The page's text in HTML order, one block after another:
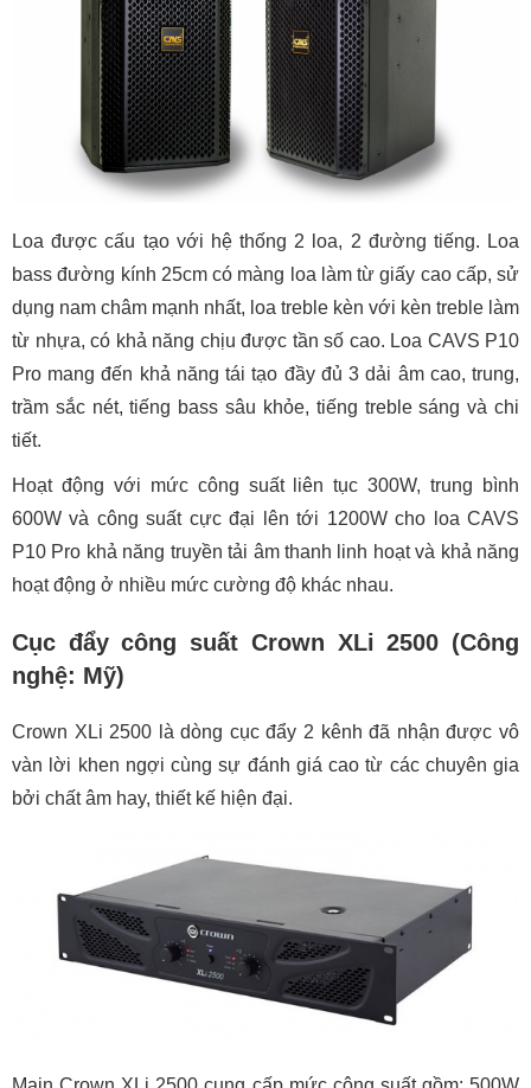
Loa được cấu tạo với hệ thống 2 loa, 2 đường tiếng. Loa
bass đường kính 25cm có màng loa làm từ giấy cao cấp, sử
dụng nam châm mạnh nhất, loa treble kèn với kèn treble làm
từ nhựa, có khả năng chịu được tần số cao. Loa CAVS P10
Pro mang đến khả năng tái tạo đầy đủ 3 dải âm cao, trung,
trầm sắc nét, tiếng bass sâu khỏe, tiếng treble sáng và chi
tiết.
Hoạt động với mức công suất liên tục 300W, trung bình
600W và công suất cực đại lên tới 1200W cho loa CAVS
P10 Pro khả năng truyền tải âm thanh linh hoạt và khả năng
hoạt động ở nhiều mức cường độ khác nhau.
Cục đẩy công suất Crown XLi 2500 (Công
nghệ: Mỹ)
Crown XLi 2500 là dòng cục đẩy 2 kênh đã nhận được vô
vàn lời khen ngợi cùng sự đánh giá cao từ các chuyên gia
bởi chất âm hay, thiết kế hiện đại.